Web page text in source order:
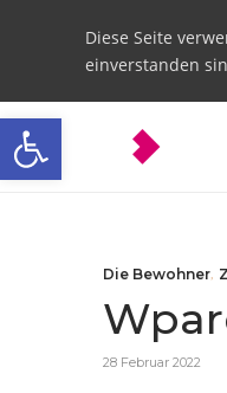
Open toolbar
Diese Seite
einverstanden
Die Bewohner,
28 Februar 2022